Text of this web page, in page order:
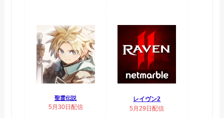
聖霊伝説
5月30日配信
レイヴン2
5月29日配信